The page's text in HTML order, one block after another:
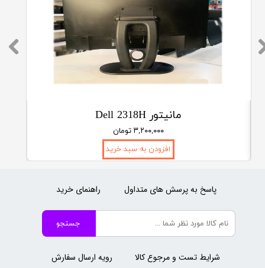
مانیتور Dell 2318H
۳,۲۰۰,۰۰۰ تومان
افزودن به سبد خرید
جستجو
رویه ارسال سفارش
راهنمای خرید پاسخ به پرسش های متداول
شرایط تست و مرجوع کالا